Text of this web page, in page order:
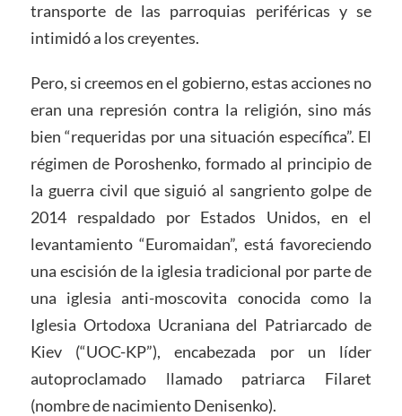
transporte de las parroquias periféricas y se
intimidó a los creyentes.
Pero, si creemos en el gobierno, estas acciones no
eran una represión contra la religión, sino más
bien “requeridas por una situación específica”. El
régimen de Poroshenko, formado al principio de
la guerra civil que siguió al sangriento golpe de
2014 respaldado por Estados Unidos, en el
levantamiento “Euromaidan”, está favoreciendo
una escisión de la iglesia tradicional por parte de
una iglesia anti-moscovita conocida como la
Iglesia Ortodoxa Ucraniana del Patriarcado de
Kiev (“UOC-KP”), encabezada por un líder
autoproclamado llamado patriarca Filaret
(nombre de nacimiento Denisenko).